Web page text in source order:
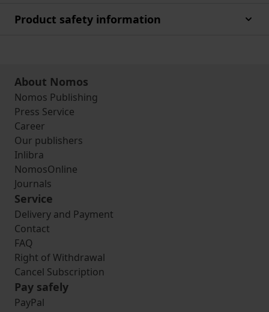
Product safety information
About Nomos
Nomos Publishing
Press Service
Career
Our publishers
Inlibra
NomosOnline
Journals
Service
Delivery and Payment
Contact
FAQ
Right of Withdrawal
Cancel Subscription
Pay safely
PayPal